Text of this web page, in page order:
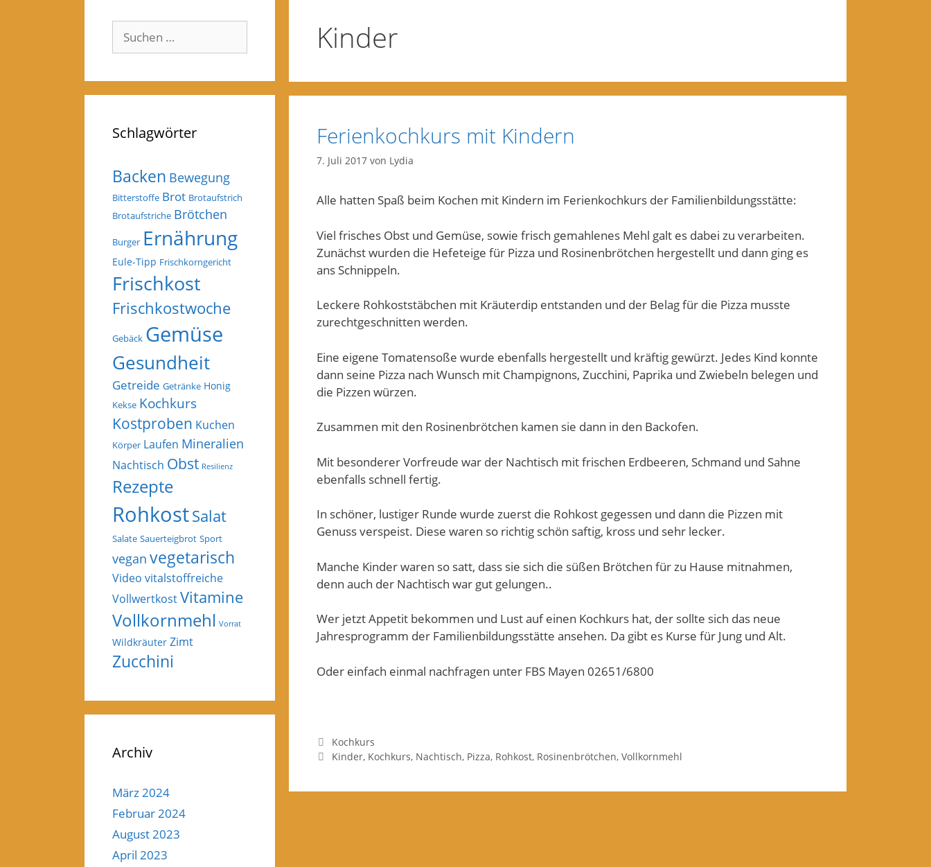
Kinder
Ferienkochkurs mit Kindern
7. Juli 2017 von Lydia
Alle hatten Spaß beim Kochen mit Kindern im Ferienkochkurs der Familienbildungsstätte:
Viel frisches Obst und Gemüse, sowie frisch gemahlenes Mehl galt es dabei zu verarbeiten.
Zunächst wurden die Hefeteige für Pizza und Rosinenbrötchen hergestellt und dann ging es
ans Schnippeln.
Leckere Rohkoststäbchen mit Kräuterdip entstanden und der Belag für die Pizza musste
zurechtgeschnitten werden.
Eine eigene Tomatensoße wurde ebenfalls hergestellt und kräftig gewürzt. Jedes Kind konnte
dann seine Pizza nach Wunsch mit Champignons, Zucchini, Paprika und Zwiebeln belegen und
die Pizzen würzen.
Zusammen mit den Rosinenbrötchen kamen sie dann in den Backofen.
Mit besonderer Vorfreude war der Nachtisch mit frischen Erdbeeren, Schmand und Sahne
ebenfalls schnell fertig.
In schöner, lustiger Runde wurde zuerst die Rohkost gegessen und dann die Pizzen mit
Genuss verspeist. Diese waren so richtig schön saftig, kross und sehr lecker.
Manche Kinder waren so satt, dass sie sich die süßen Brötchen für zu Hause mitnahmen,
denn auch der Nachtisch war gut gelungen..
Wer jetzt Appetit bekommen und Lust auf einen Kochkurs hat, der sollte sich das neue
Jahresprogramm der Familienbildungsstätte ansehen. Da gibt es Kurse für Jung und Alt.
Oder einfach einmal nachfragen unter FBS Mayen 02651/6800
Kategorien
Kochkurs
Schlagwörter
Kinder, Kochkurs, Nachtisch, Pizza, Rohkost, Rosinenbrötchen, Vollkornmehl
Suchen
nach:
Schlagwörter
Backen Bewegung
Bitterstoffe Brot Brotaufstrich
Brotaufstriche Brötchen
Burger Ernährung
Eule-Tipp Frischkorngericht
Frischkost
Frischkostwoche
Gebäck Gemüse
Gesundheit
Getreide Getränke Honig
Kekse Kochkurs
Kostproben Kuchen
Körper Laufen Mineralien
Nachtisch Obst Resilienz
Rezepte
RohkostSalat
Salate Sauerteigbrot Sport
vegan vegetarisch
Video vitalstoffreiche
VollwertkostVitamine
Vollkornmehl Vorrat
Wildkräuter Zimt
Zucchini
Archiv
März 2024
Februar 2024
August 2023
April 2023